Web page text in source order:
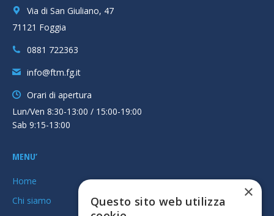
in
new
in
new
Via di San Giuliano, 47
71121 Foggia
0881 722363
info@ftm.fg.it
Orari di apertura
Lun/Ven 8:30-13:00 / 15:00-19:00
Sab 9:15-13:00
MENU’
Home
Chi siamo
×
Questo sito web utilizza